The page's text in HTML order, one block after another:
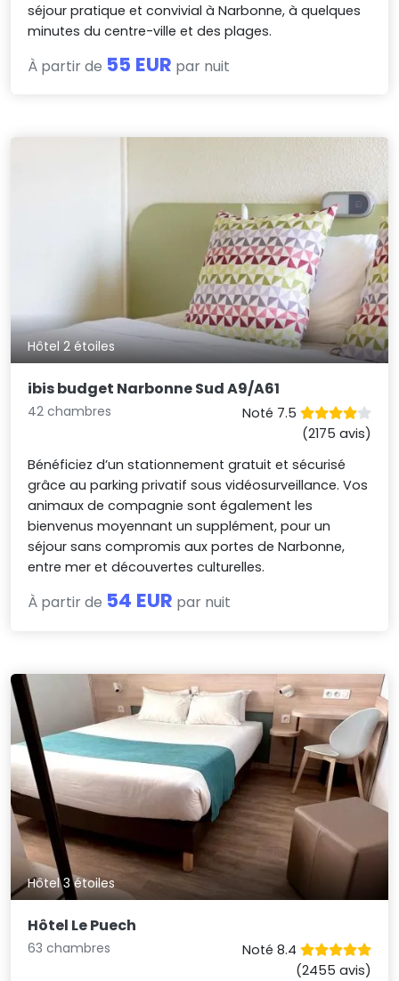
séjour pratique et convivial à Narbonne, à quelques
minutes du centre-ville et des plages.
À partir de 55 EUR par nuit
Hôtel 2 étoiles
ibis budget Narbonne Sud A9/A61
42 chambres
Noté 7.5
(2175 avis)
Bénéficiez d’un stationnement gratuit et sécurisé
grâce au parking privatif sous vidéosurveillance. Vos
animaux de compagnie sont également les
bienvenus moyennant un supplément, pour un
séjour sans compromis aux portes de Narbonne,
entre mer et découvertes culturelles.
À partir de 54 EUR par nuit
Hôtel 3 étoiles
Hôtel Le Puech
63 chambres
Noté 8.4
(2455 avis)